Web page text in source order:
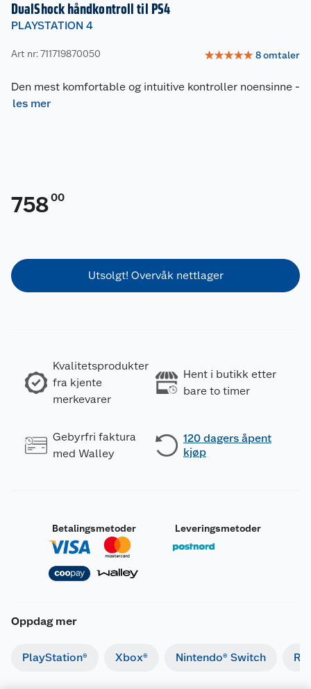
DualShock håndkontroll til PS4
PLAYSTATION 4
Art nr: 711719870050 ☆☆☆☆☆ 8omtaler
Den mest komfortable og intuitive kontroller noensinne -
les mer
75800
Utsolgt! Overvåk nettlager
Kvalitetsprodukter
fra kjente
merkevarer
Hent i butikk etter
bare to timer
Gebyrfri faktura
med Walley
120 dagers åpent
kjøp
Betalingsmetoder Leveringsmetoder
Oppdag mer
PlayStation® Xbox® Nintendo® Switch